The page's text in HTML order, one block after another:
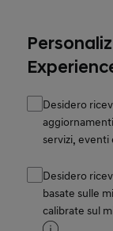
Desidero
servizi,
Desidero
basate sulle
calibrate sul